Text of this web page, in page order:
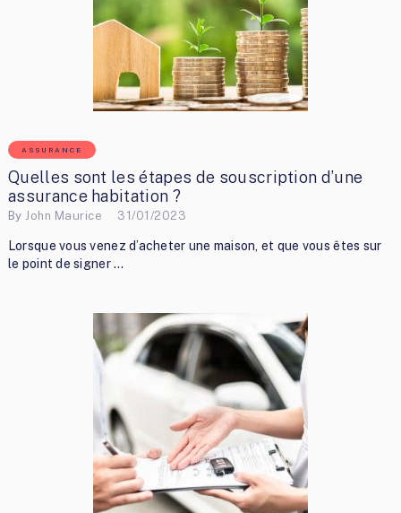
ASSURANCE
Quelles sont les étapes de souscription d’une
assurance habitation ?
ByJohn Maurice 31/01/2023
Lorsque vous venez d’acheter une maison, et que vous êtes sur
le point de signer …